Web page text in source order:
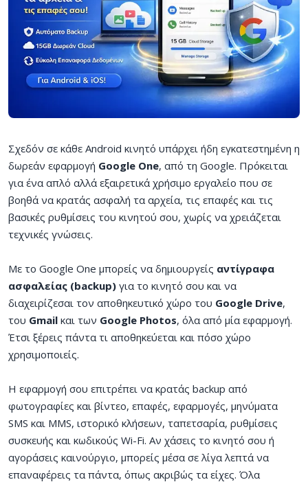
Σχεδόν σε κάθε Android κινητό υπάρχει ήδη εγκατεστημένη η
δωρεάν εφαρμογή Google One, από τη Google. Πρόκειται
για ένα απλό αλλά εξαιρετικά χρήσιμο εργαλείο που σε
βοηθά να κρατάς ασφαλή τα αρχεία, τις επαφές και τις
βασικές ρυθμίσεις του κινητού σου, χωρίς να χρειάζεται
τεχνικές γνώσεις.
Με το Google One μπορείς να δημιουργείς αντίγραφα
ασφαλείας (backup) για το κινητό σου και να
διαχειρίζεσαι τον αποθηκευτικό χώρο του Google Drive,
του Gmail και των Google Photos, όλα από μία εφαρμογή.
Έτσι ξέρεις πάντα τι αποθηκεύεται και πόσο χώρο
χρησιμοποιείς.
Η εφαρμογή σου επιτρέπει να κρατάς backup από
φωτογραφίες και βίντεο, επαφές, εφαρμογές, μηνύματα
SMS και MMS, ιστορικό κλήσεων, ταπετσαρία, ρυθμίσεις
συσκευής και κωδικούς Wi-Fi. Αν χάσεις το κινητό σου ή
αγοράσεις καινούργιο, μπορείς μέσα σε λίγα λεπτά να
επαναφέρεις τα πάντα, όπως ακριβώς τα είχες. Όλα